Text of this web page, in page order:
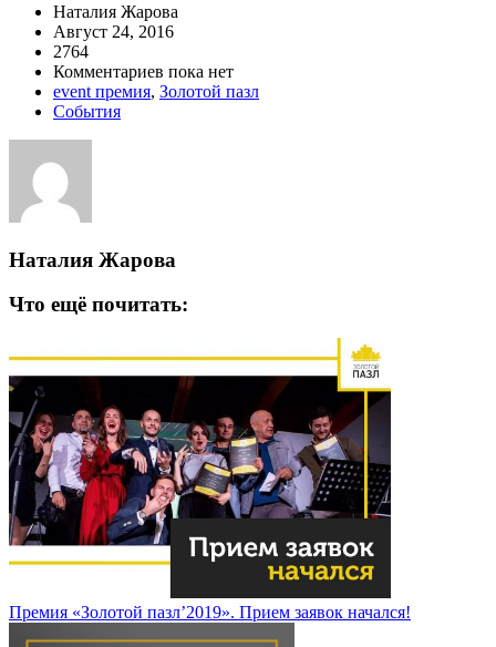
Наталия Жарова
Август 24, 2016
2764
Комментариев пока нет
event премия, Золотой пазл
События
Наталия Жарова
Что ещё почитать:
Премия «Золотой пазл’2019». Прием заявок начался!